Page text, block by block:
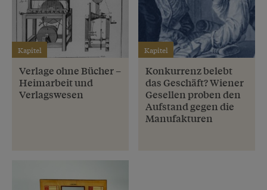
Kapitel
Verlage ohne Bücher –
Heimarbeit und
Verlagswesen
Kapitel
Konkurrenz belebt
das Geschäft? Wiener
Gesellen proben den
Aufstand gegen die
Manufakturen